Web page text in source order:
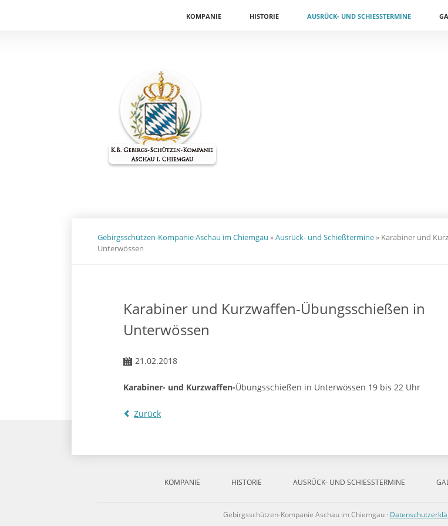
überspringen
KOMPANIE HISTORIE AUSRÜCK- UND SCHIESSTERMINE
Gebirgsschützen-Kompanie Aschau im Chiemgau »Ausrück- und Schießtermine» Karabiner und
Unterwössen
Karabiner und Kurzwaffen-Übungsschießen in
Unterwössen
21.02.2018
Karabiner- und Kurzwaffen-Übungsschießen in Unterwössen 19 bis 22 Uhr
Zurück
Navigation
KOMPANIE HISTORIE AUSRÜCK- UND SCHIESSTERMINE
Gebirgsschützen-Kompanie Aschau im Chiemgau ·